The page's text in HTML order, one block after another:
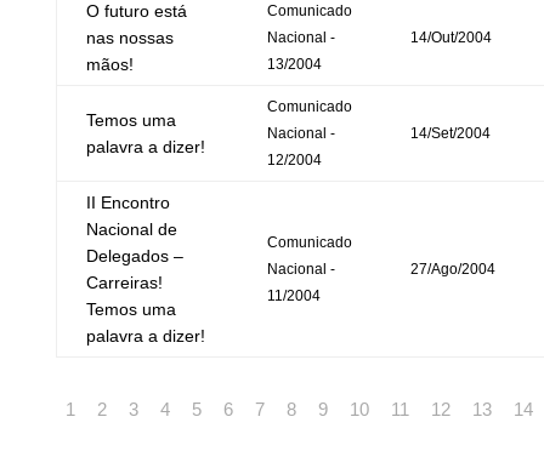
O futuro está
nas nossas
mãos!
Comunicado
Nacional -
13/2004
14/Out/2004
Temos uma
palavra a dizer!
Comunicado
Nacional -
12/2004
14/Set/2004
II Encontro
Nacional de
Delegados –
Carreiras!
Temos uma
palavra a dizer!
Comunicado
Nacional -
11/2004
27/Ago/2004
1 2 3 4 5 6 7 8 9 10 11 12 13 14